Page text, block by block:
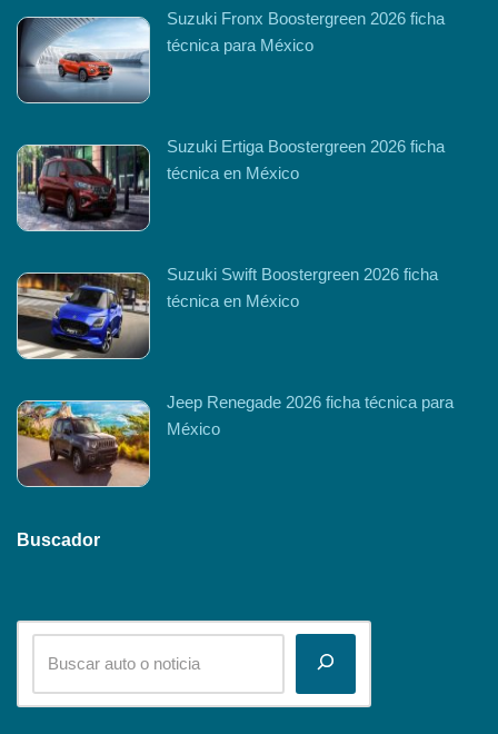
Suzuki Fronx Boostergreen 2026 ficha
técnica para México
Suzuki Ertiga Boostergreen 2026 ficha
técnica en México
Suzuki Swift Boostergreen 2026 ficha
técnica en México
Jeep Renegade 2026 ficha técnica para
México
Buscador